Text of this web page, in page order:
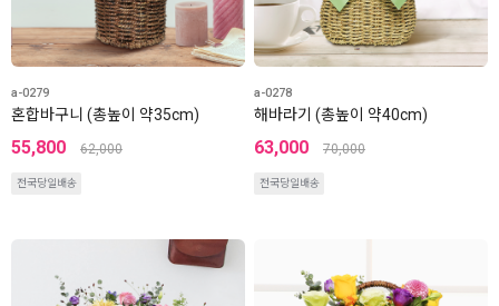
a-0279
혼합바구니 (총높이 약35cm)
55,800 62,000
전국당일배송
a-0278
해바라기 (총높이 약40cm)
63,000 70,000
전국당일배송